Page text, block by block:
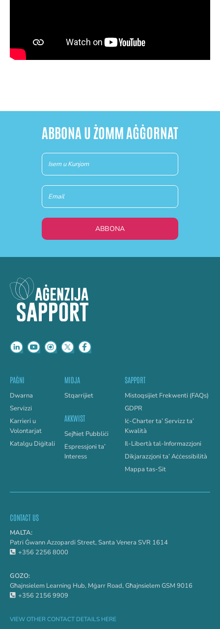
ABBONA U ŻOMM AĠĠORNAT
Newsletter
(MT)
ABBONA
PAĠNI
Dwarna
Servizzi
Karrieri u
Volontarjat
Katalgu Diġitali
MIDJA
Stqarrijiet
AKKWIST
Sejħiet Pubbliċi
Espressjoni ta’
Interess
SAPPORT
Mistoqsijiet Frekwenti (FAQs)
GDPR
Iċ-Charter ta’ Servizz ta’
Kwalità
Il-Libertà tal-Informazzjoni
Dikjarazzjoni ta’ Aċċessibilità
Mappa tas-Sit
CONTACT US
MALTA:
Patri Ġwann Azzopardi Street, Santa Venera SVR 1614
+356 2256 8000
GOZO:
Għajnsielem Learning Hub, Mġarr Road, Għajnsielem GSM 9016
+356 2156 9909
VIEW OTHER CONTACT DETAILS HERE